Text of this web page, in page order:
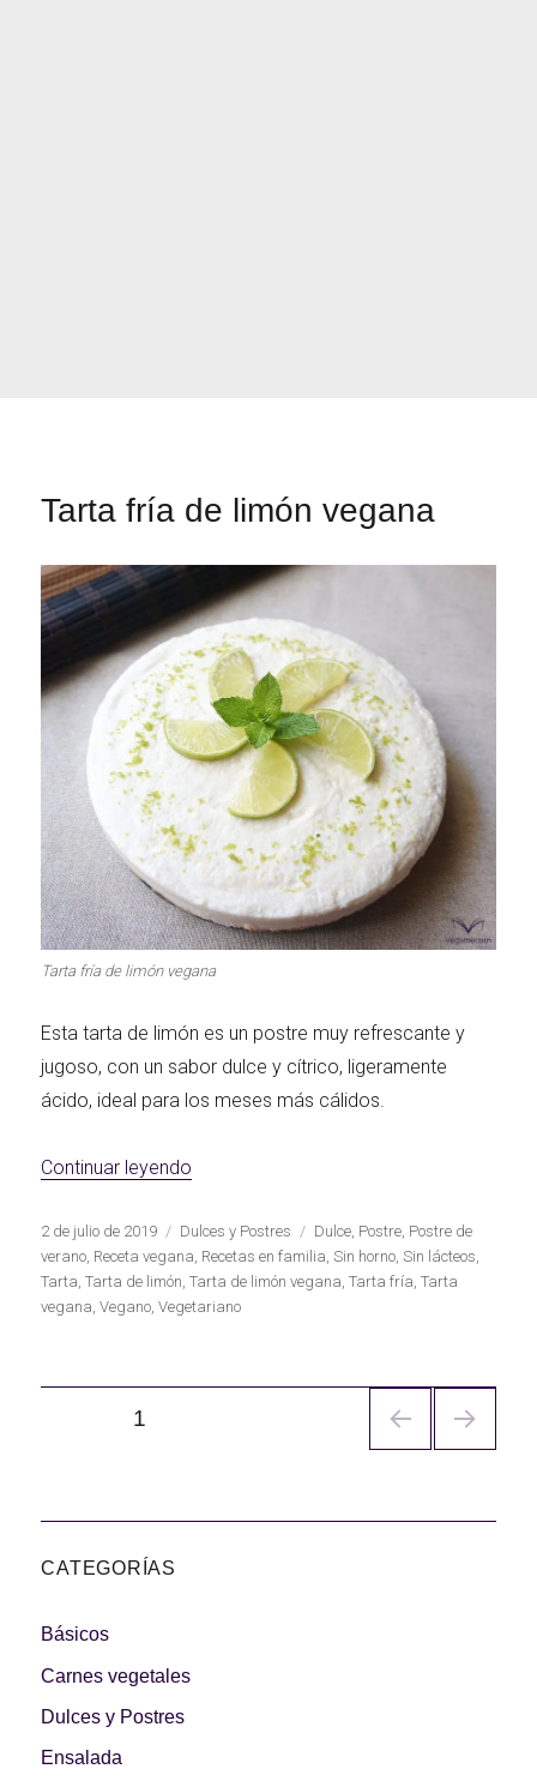
Tarta fría de limón vegana
Tarta fría de limón vegana
Esta tarta de limón es un postre muy refrescante y
jugoso, con un sabor dulce y cítrico, ligeramente
ácido, ideal para los meses más cálidos.
Continuar leyendo
Publicado
el
2 de julio de 2019 Categorías
Dulces y Postres Etiquetas
Dulce, Postre, Postre de
verano, Receta vegana, Recetas en familia,Sin horno,Sin lácteos,
Tarta,Tarta de limón,Tarta de limón vegana,Tarta fría,Tarta
vegana,Vegano,Vegetariano
PÁGINA1
CATEGORÍAS
Básicos
Carnes vegetales
Dulces y Postres
Ensalada